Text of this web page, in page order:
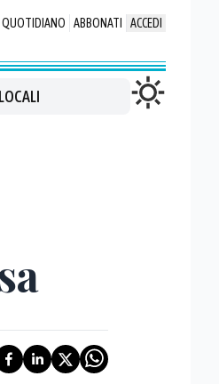
QUOTIDIANO ABBONATI ACCEDI